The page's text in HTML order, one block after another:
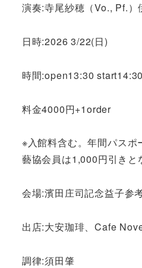
演奏:寺尾紗穂（Vo., Pf.）
日時:2026 3/22(日)
時間:open13:30 start14:30
料金4000円+1order
※入館料含む。年間パスポ
藝協会員は1,000円引きと
会場:濱田庄司記念益子参
出店:大安珈琲、Cafe
調律:須田肇